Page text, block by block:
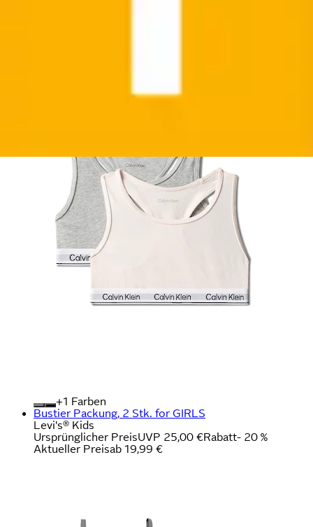
+
Farben
Bustier Packung, 2 Stk. for GIRLS
Levi's® Kids
Ursprünglicher PreisUVP 25,00 €Rabatt- 20 %
Aktueller Preisab 19,99 €